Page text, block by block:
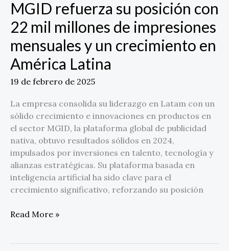
MGID refuerza su posición con
22 mil millones de impresiones
mensuales y un crecimiento en
América Latina
19 de febrero de 2025
La empresa consolida su liderazgo en Latam con un
sólido crecimiento e innovaciones en productos en
el sector MGID, la plataforma global de publicidad
nativa, obtuvo resultados sólidos en 2024,
impulsados por inversiones en talento, tecnología y
alianzas estratégicas. Su plataforma basada en
inteligencia artificial ha sido clave para el
crecimiento significativo, reforzando su posición
crecimiento
en
América
Read More »